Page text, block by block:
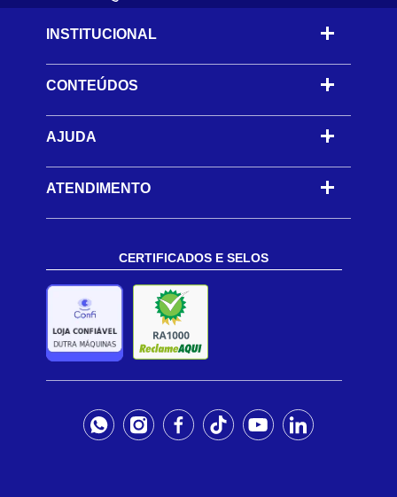
INSTITUCIONAL
CONTEÚDOS -
AJUDA -
ATENDIMENTO
CERTIFICADOS E SELOS